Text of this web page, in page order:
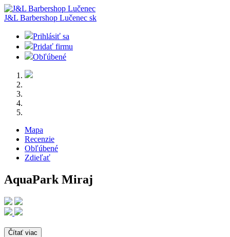
J&L Barbershop Lučenec sk
Prihlásiť sa
Pridať firmu
Obľúbené
Mapa
Recenzie
Obľúbené
Zdieľať
AquaPark Miraj
Čítať viac